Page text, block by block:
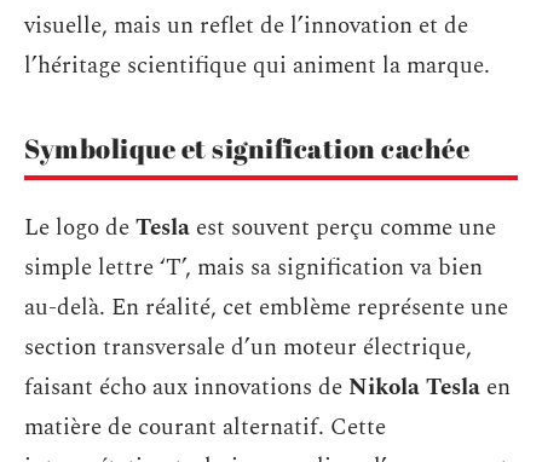
visuelle, mais un reflet de l’innovation et de
l’héritage scientifique qui animent la marque.
Symbolique et signification cachée
Le logo deTesla est souvent perçu comme une
simple lettre ‘T’, mais sa signification va bien
au-delà. En réalité, cet emblème représente une
section transversale d’un moteur électrique,
faisant écho aux innovations deNikola Tesla en
matière de courant alternatif. Cette